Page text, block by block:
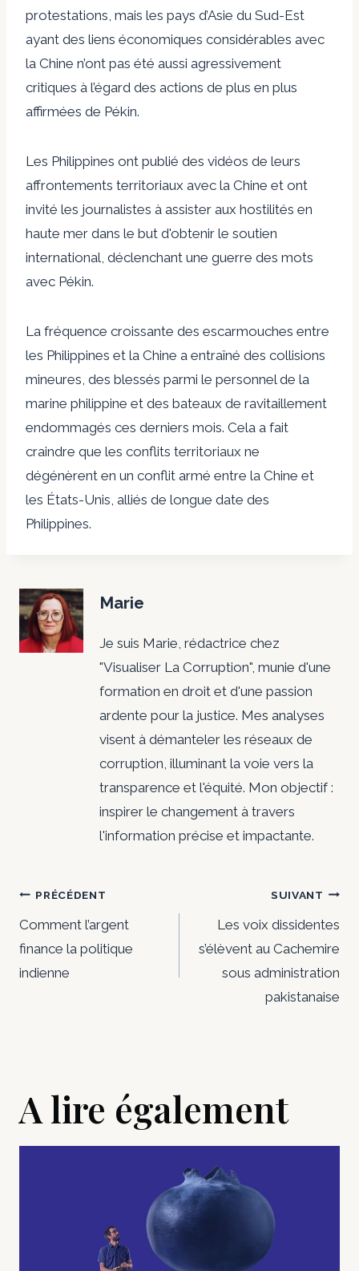
protestations, mais les pays d’Asie du Sud-Est
ayant des liens économiques considérables avec
la Chine n’ont pas été aussi agressivement
critiques à l’égard des actions de plus en plus
affirmées de Pékin.
Les Philippines ont publié des vidéos de leurs
affrontements territoriaux avec la Chine et ont
invité les journalistes à assister aux hostilités en
haute mer dans le but d'obtenir le soutien
international, déclenchant une guerre des mots
avec Pékin.
La fréquence croissante des escarmouches entre
les Philippines et la Chine a entraîné des collisions
mineures, des blessés parmi le personnel de la
marine philippine et des bateaux de ravitaillement
endommagés ces derniers mois. Cela a fait
craindre que les conflits territoriaux ne
dégénèrent en un conflit armé entre la Chine et
les États-Unis, alliés de longue date des
Philippines.
Marie
Je suis Marie, rédactrice chez
"Visualiser La Corruption", munie d'une
formation en droit et d'une passion
ardente pour la justice. Mes analyses
visent à démanteler les réseaux de
corruption, illuminant la voie vers la
transparence et l'équité. Mon objectif :
inspirer le changement à travers
l'information précise et impactante.
Navigation
de
l’article
PRÉCÉDENT
Comment l’argent
finance la politique
indienne
SUIVANT
Les voix dissidentes
s’élèvent au Cachemire
sous administration
pakistanaise
A lire également